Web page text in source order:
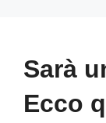
Sarà
Ecco